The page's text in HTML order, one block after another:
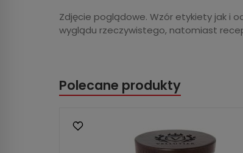
Zdjęcie poglądowe. Wzór etykiety jak i
wyglądu rzeczywistego, natomiast
Polecane produkty